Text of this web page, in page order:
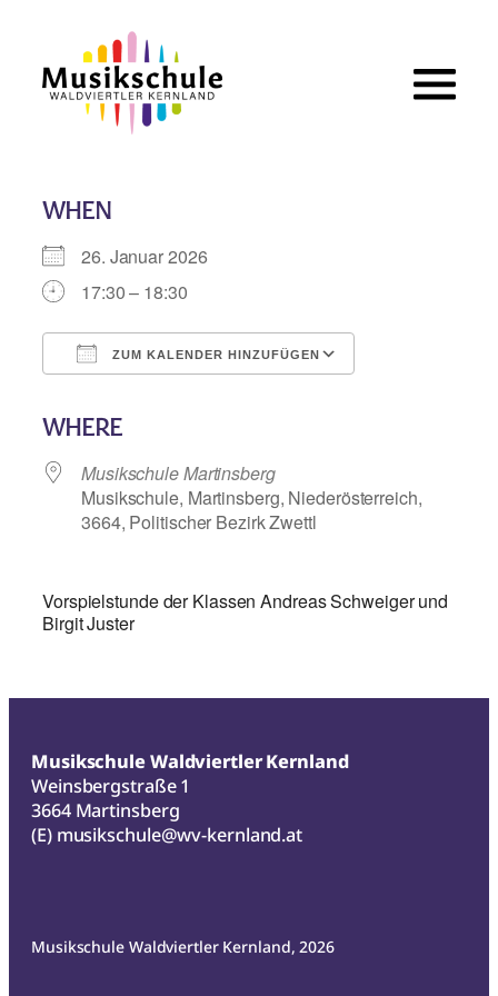
springen
WHEN
26. Januar 2026
17:30 – 18:30
ZUM KALENDER HINZUFÜGEN
WHERE
Musikschule Martinsberg
Musikschule, Martinsberg, Niederösterreich,
3664, Politischer Bezirk Zwettl
Vorspielstunde der Klassen Andreas Schweiger und
Birgit Juster
Musikschule Waldviertler Kernland
Weinsbergstraße 1
3664 Martinsberg
(E) musikschule@wv-kernland.at
Musikschule Waldviertler Kernland, 2026